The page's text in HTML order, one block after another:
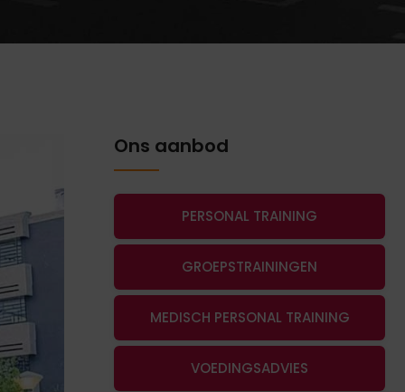
Ons aanbod
PERSONAL TRAINING
GROEPSTRAININGEN
MEDISCH PERSONAL TRAINING
VOEDINGSADVIES